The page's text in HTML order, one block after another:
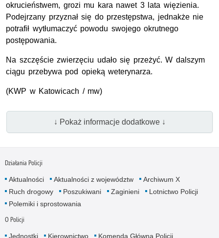
okrucieństwem, grozi mu kara nawet 3 lata więzienia.
Podejrzany przyznał się do przestępstwa, jednakże nie
potrafił wytłumaczyć powodu swojego okrutnego
postępowania.
Na szczęście zwierzęciu udało się przeżyć. W dalszym
ciągu przebywa pod opieką weterynarza.
(KWP w Katowicach / mw)
↓ Pokaż informacje dodatkowe ↓
Działania Policji
Aktualności Aktualności z województw
Archiwum X
Ruch drogowy
Poszukiwani Zaginieni
Lotnictwo Policji
Polemiki i sprostowania
O Policji
Jednostki Kierownictwo
Komenda Główna Policji